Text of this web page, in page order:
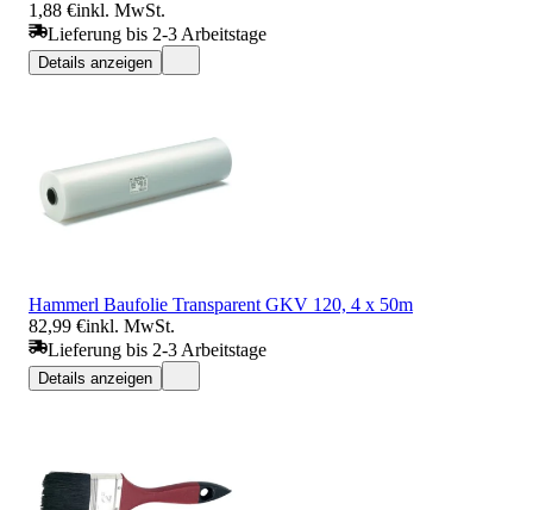
1,88 €inkl. MwSt.
Lieferung bis 2-3 Arbeitstage
Details anzeigen
Hammerl Baufolie Transparent GKV 120, 4 x 50m
82,99 €inkl. MwSt.
Lieferung bis 2-3 Arbeitstage
Details anzeigen